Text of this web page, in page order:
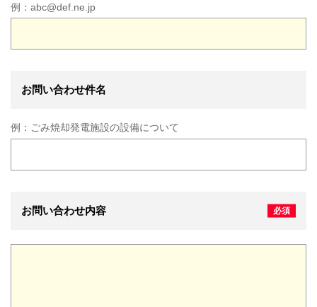
例： abc@def.ne.jp
お問い合わせ件名
例： ごみ焼却発電施設の設備について
お問い合わせ内容